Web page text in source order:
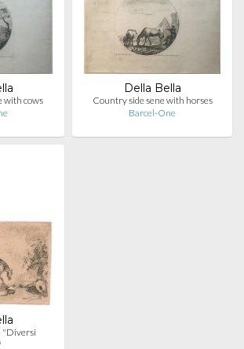
with cows
Della Bella
Country side sene with horses
Barcel-One
"Diversi